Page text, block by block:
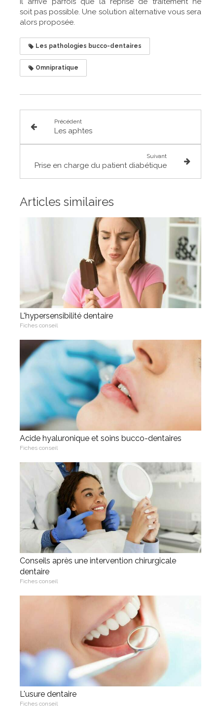
soit pas possible. Une solution alternative vous sera
alors proposée.
Les pathologies bucco-dentaires
Omnipratique
Précédent
Les aphtes
Suivant
Prise en charge du patient diabétique
Articles similaires
L'hypersensibilité dentaire
Fiches conseil
Acide hyaluronique et soins bucco-dentaires
Fiches conseil
Conseils après une intervention chirurgicale
dentaire
Fiches conseil
L'usure dentaire
Fiches conseil